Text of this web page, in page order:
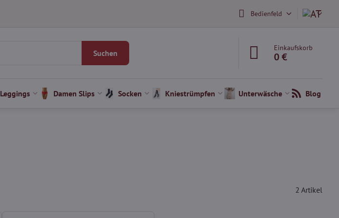
Bedienfeld
Suchen
Einkaufskorb
0 €
Leggings Damen Slips Socken Kniestrümpfen Unterwäsche Blog
2 Artikel